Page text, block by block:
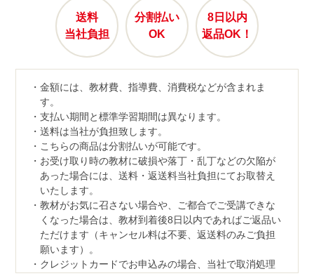
送料
当社負担
分割払い
OK
8日以内
返品OK！
金額には、教材費、指導費、消費税などが含まれま
す。
支払い期間と標準学習期間は異なります。
送料は当社が負担致します。
こちらの商品は分割払いが可能です。
お受け取り時の教材に破損や落丁・乱丁などの欠陥が
あった場合には、送料・返送料当社負担にてお取替え
いたします。
教材がお気に召さない場合や、ご都合でご受講できな
くなった場合は、教材到着後8日以内であればご返品い
ただけます（キャンセル料は不要、返送料のみご負担
願います）。
クレジットカードでお申込みの場合、当社で取消処理